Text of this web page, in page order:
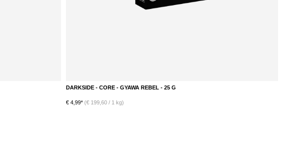
DARKSIDE - CORE - GYAWA REBEL - 25 G
€ 4,99* (€ 199,60 / 1 kg)
DETAILS